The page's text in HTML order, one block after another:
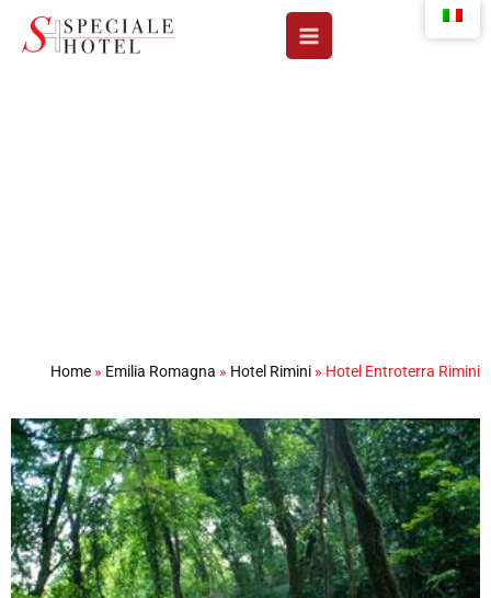
Home » Emilia Romagna » Hotel Rimini » Hotel Entroterra Rimini